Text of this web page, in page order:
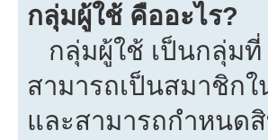
กลุ่มผู้ใช้ คืออะไร?
กลุ่มผู้ใช้ เป็นกลุ่มที่
สามารถเป็นสมาชิก
และสามารถกำหนด